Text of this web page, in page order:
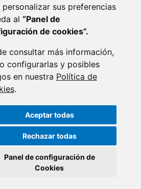
personalizar sus preferencias
al “Panel de
de cookies”.
consultar más información,
configurarlas y posibles
en nuestra Política de
.
Aceptar todas
Rechazar todas
Panel de configuración de
Cookies